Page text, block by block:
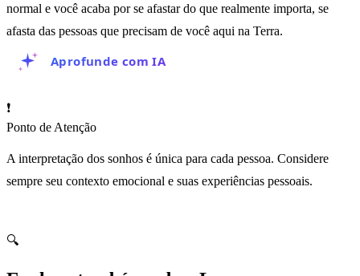
normal e você acaba por se afastar do que realmente importa, se
afasta das pessoas que precisam de você aqui na Terra.
Aprofunde com IA
❗
Ponto de Atenção
A interpretação dos sonhos é única para cada pessoa. Considere
sempre seu contexto emocional e suas experiências pessoais.
🔍